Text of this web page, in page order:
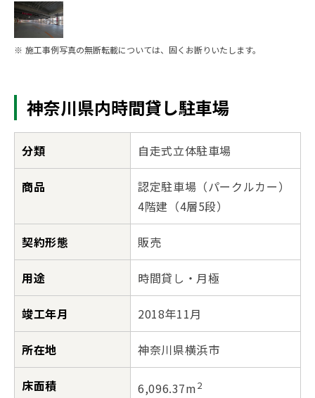
※ 施工事例写真の無断転載については、固くお断りいたします。
神奈川県内時間貸し駐車場
分類 自走式立体駐車場
商品
認定駐車場（パークルカー）
4階建（4層5段）
契約形態 販売
用途 時間貸し・月極
竣工年月 2018年11月
所在地 神奈川県横浜市
床面積 6,096.37m2